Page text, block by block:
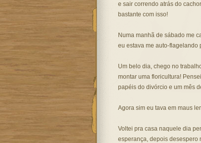
e sair correndo atrás do
bastante com isso!
Numa manhã de sábado me
eu estava me auto-flagelando
Um belo dia, chego no
montar uma floricultura!
papéis do divórcio e um mês
Agora sim eu tava em maus
Voltei pra casa naquele dia
esperança, depois desespero